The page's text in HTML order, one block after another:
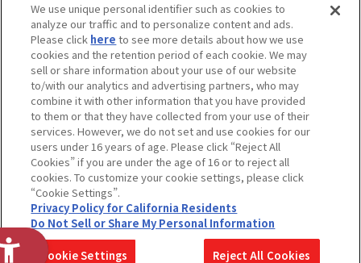
採用情報
サステナビリティ
お問い合わせ
ウェブサイトご利用条件 ソーシャルメディアポリシー
個人情報及び特定個人情報等の取り扱いに関する保護方針
Do Not Sell or Share My Personal Information著作権・商標について
カスタマーハラスメントに対する基本的な対応方針
コピーライト一覧を表示する
We use unique personal identifier such as cookies to
analyze our traffic and to personalize content and ads.
Please click here to see more details about how we use
cookies and the retention period of each cookie. We may
sell or share information about your use of our website
to/with our analytics and advertising partners, who may
combine it with other information that you have provided
to them or that they have collected from your use of their
services. However, we do not set and use cookies for our
users under 16 years of age. Please click “Reject All
Cookies” if you are under the age of 16 or to reject all
cookies. To customize your cookie settings, please click
“Cookie Settings”.
Privacy Policy for California Residents
Do Not Sell or Share My Personal Information
Cookie Settings Reject All Cookies